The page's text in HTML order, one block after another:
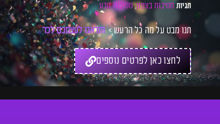
תגיות מסיבות בצפון,מסיבות טבע
תנו מבט על מה כל הרעש > ותדאגו לעצמכם לכרטיס
לחצו כאן לפרטים נוספים